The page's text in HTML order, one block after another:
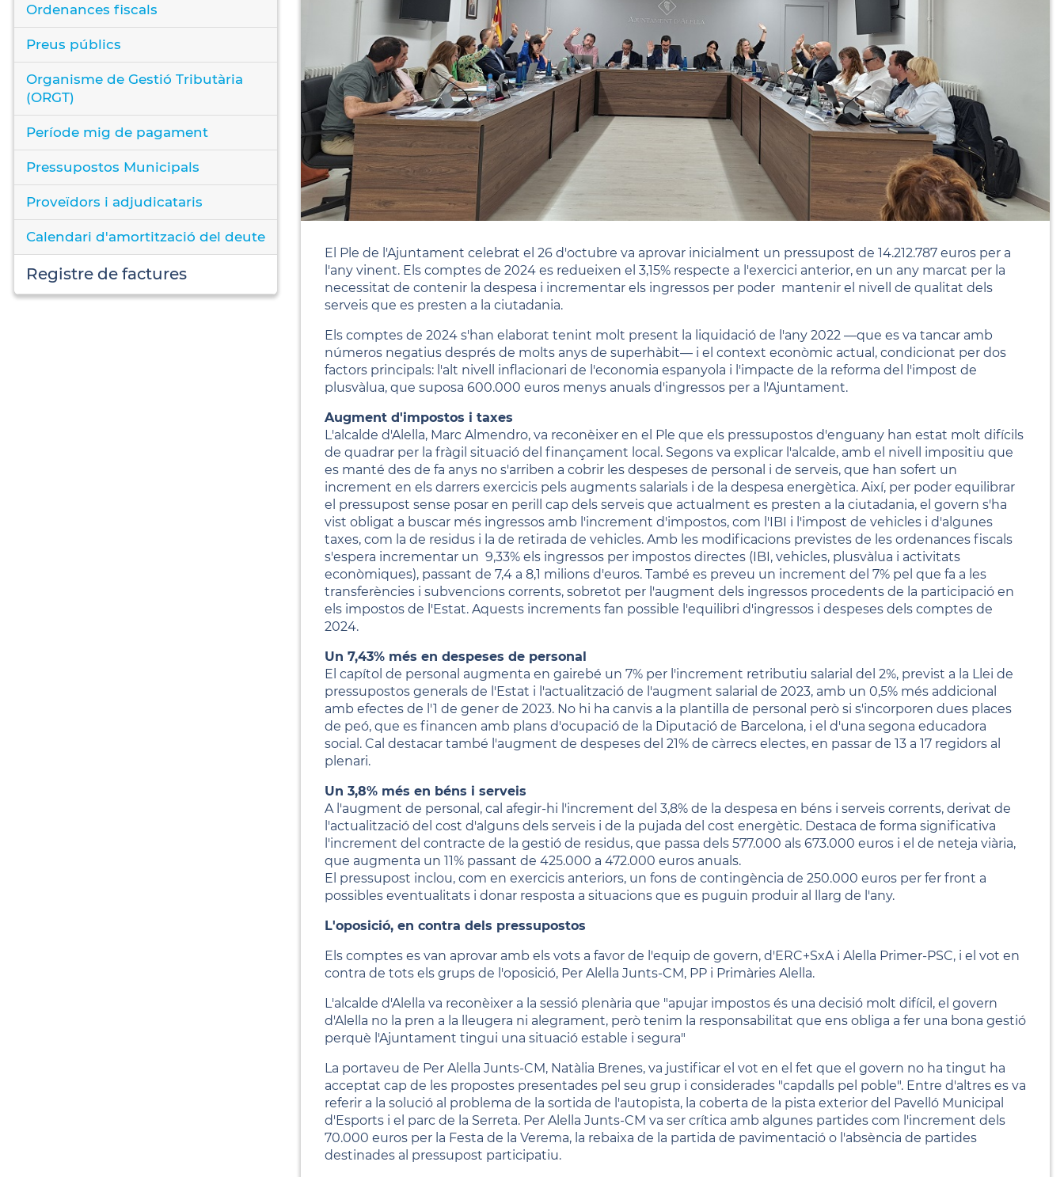
Ordenances fiscals
Preus públics
Organisme de Gestió Tributària
(ORGT)
Període mig de pagament
Pressupostos Municipals
Proveïdors i adjudicataris
Calendari d'amortització del deute
Registre de factures
El Ple de l'Ajuntament celebrat el 26 d'octubre va aprovar inicialment un pressupost de 14.212.787 euros per a
l'any vinent. Els comptes de 2024 es redueixen el 3,15% respecte a l'exercici anterior, en un any marcat per la
necessitat de contenir la despesa i incrementar els ingressos per poder mantenir el nivell de qualitat dels
serveis que es presten a la ciutadania.
Els comptes de 2024 s'han elaborat tenint molt present la liquidació de l'any 2022 —que es va tancar amb
números negatius després de molts anys de superhàbit— i el context econòmic actual, condicionat per dos
factors principals: l'alt nivell inflacionari de l'economia espanyola i l'impacte de la reforma del l'impost de
plusvàlua, que suposa 600.000 euros menys anuals d'ingressos per a l'Ajuntament.
Augment d'impostos i taxes
L'alcalde d'Alella, Marc Almendro, va reconèixer en el Ple que els pressupostos d'enguany han estat molt difícils
de quadrar per la fràgil situació del finançament local. Segons va explicar l'alcalde, amb el nivell impositiu que
es manté des de fa anys no s'arriben a cobrir les despeses de personal i de serveis, que han sofert un
increment en els darrers exercicis pels augments salarials i de la despesa energètica. Així, per poder equilibrar
el pressupost sense posar en perill cap dels serveis que actualment es presten a la ciutadania, el govern s'ha
vist obligat a buscar més ingressos amb l'increment d'impostos, com l'IBI i l'impost de vehicles i d'algunes
taxes, com la de residus i la de retirada de vehicles. Amb les modificacions previstes de les ordenances fiscals
s'espera incrementar un 9,33% els ingressos per impostos directes (IBI, vehicles, plusvàlua i activitats
econòmiques), passant de 7,4 a 8,1 milions d'euros. També es preveu un increment del 7% pel que fa a les
transferències i subvencions corrents, sobretot per l'augment dels ingressos procedents de la participació en
els impostos de l'Estat. Aquests increments fan possible l'equilibri d'ingressos i despeses dels comptes de
2024.
Un 7,43% més en despeses de personal
El capítol de personal augmenta en gairebé un 7% per l'increment retributiu salarial del 2%, previst a la Llei de
pressupostos generals de l'Estat i l'actualització de l'augment salarial de 2023, amb un 0,5% més addicional
amb efectes de l'1 de gener de 2023. No hi ha canvis a la plantilla de personal però si s'incorporen dues places
de peó, que es financen amb plans d'ocupació de la Diputació de Barcelona, i el d'una segona educadora
social. Cal destacar també l'augment de despeses del 21% de càrrecs electes, en passar de 13 a 17 regidors al
plenari.
Un 3,8% més en béns i serveis
A l'augment de personal, cal afegir-hi l'increment del 3,8% de la despesa en béns i serveis corrents, derivat de
l'actualització del cost d'alguns dels serveis i de la pujada del cost energètic. Destaca de forma significativa
l'increment del contracte de la gestió de residus, que passa dels 577.000 als 673.000 euros i el de neteja viària,
que augmenta un 11% passant de 425.000 a 472.000 euros anuals.
El pressupost inclou, com en exercicis anteriors, un fons de contingència de 250.000 euros per fer front a
possibles eventualitats i donar resposta a situacions que es puguin produir al llarg de l'any.
L'oposició, en contra dels pressupostos
Els comptes es van aprovar amb els vots a favor de l'equip de govern, d'ERC+SxA i Alella Primer-PSC, i el vot en
contra de tots els grups de l'oposició, Per Alella Junts-CM, PP i Primàries Alella.
L'alcalde d'Alella va reconèixer a la sessió plenària que "apujar impostos és una decisió molt difícil, el govern
d'Alella no la pren a la lleugera ni alegrament, però tenim la responsabilitat que ens obliga a fer una bona gestió
perquè l'Ajuntament tingui una situació estable i segura"
La portaveu de Per Alella Junts-CM, Natàlia Brenes, va justificar el vot en el fet que el govern no ha tingut ha
acceptat cap de les propostes presentades pel seu grup i considerades "capdalls pel poble". Entre d'altres es va
referir a la solució al problema de la sortida de l'autopista, la coberta de la pista exterior del Pavelló Municipal
d'Esports i el parc de la Serreta. Per Alella Junts-CM va ser crítica amb algunes partides com l'increment dels
70.000 euros per la Festa de la Verema, la rebaixa de la partida de pavimentació o l'absència de partides
destinades al pressupost participatiu.